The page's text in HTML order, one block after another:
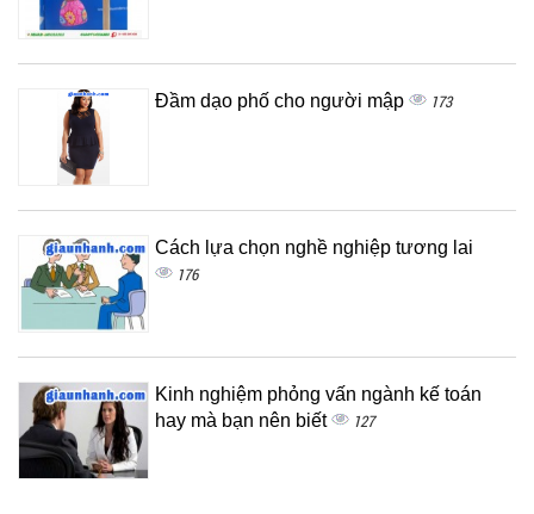
Đầm dạo phố cho người mập 173
Cách lựa chọn nghề nghiệp tương lai
176
Kinh nghiệm phỏng vấn ngành kế toán
hay mà bạn nên biết
127